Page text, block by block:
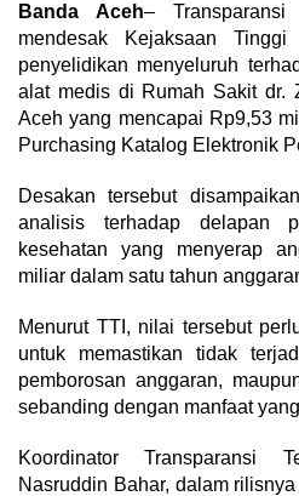
Banda Aceh– Transparansi
mendesak Kejaksaan
penyelidikan menyeluruh
alat medis di Rumah Sakit dr.
Aceh yang mencapai Rp9,53
Purchasing Katalog Elektronik
Desakan tersebut
analisis terhadap delapan
kesehatan yang menyerap
miliar dalam satu tahun
Menurut TTI, nilai tersebut
untuk memastikan tidak
pemborosan anggaran,
sebanding dengan manfaat
Koordinator Transparansi
Nasruddin Bahar, dalam